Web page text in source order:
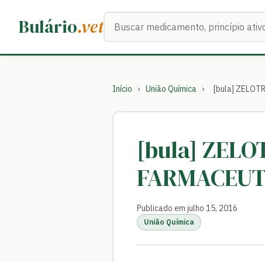
Bulário.vetBuscar medicamentos
Início › União Química › [bula]
[bula]
Publicado em julho 15, 2016
União Química